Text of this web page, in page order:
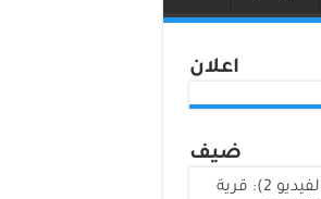
اعلان
ضيف
لقاءات مع مهنيي بوجدور (بالفيديو 2): قرية